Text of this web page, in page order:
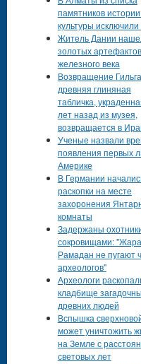
памятников
культуры исключили
Житель Дании
золотых артефактов
железного века
Возвращение
древняя глиняная
табличка,
лет назад из музея,
возвращается в
Ученые назвали
появления первых
Америке
В Германии
раскопки на месте
захоронения
комнаты
Задержаны
сокровищами:
Рамадан не пугают
археологов"
Археологи
кладбище
древних людей
Вспышка
может уничтожить
на Земле с
световых лет